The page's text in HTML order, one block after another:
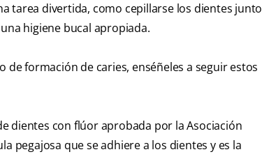
tarea divertida, como cepillarse los dientes junto
higiene bucal apropiada.
de formación de caries, enséñeles a seguir estos
dientes con flúor aprobada por la Asociación
pegajosa que se adhiere a los dientes y es la